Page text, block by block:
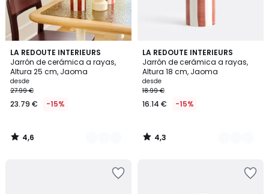
LA REDOUTE INTERIEURS
Jarrón de cerámica a rayas,
Altura 25 cm, Jaoma
desde
27.99 €
23.79 € -15%
4,6
/ 5
7
Colores
4,6
/
LA REDOUTE INTERIEURS
Jarrón de cerámica a rayas,
Altura 18 cm, Jaoma
desde
18.99 €
16.14 € -15%
4,3
/ 5
7
Colores
4,3
/